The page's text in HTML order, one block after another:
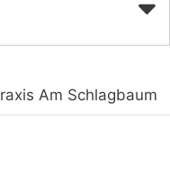
Am Schlagbaum